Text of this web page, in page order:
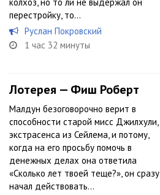
перестройку, то...
Руслан Покровский
1 час 32 минуты
Лотерея — Фиш Роберт
Малдун безоговорочно верит в
способности старой мисс Джилхули,
экстрасенса из Сейлема, и потому,
когда на его просьбу помочь в
денежных делах она ответила
«Сколько лет твоей теще?», он сразу
начал действовать…